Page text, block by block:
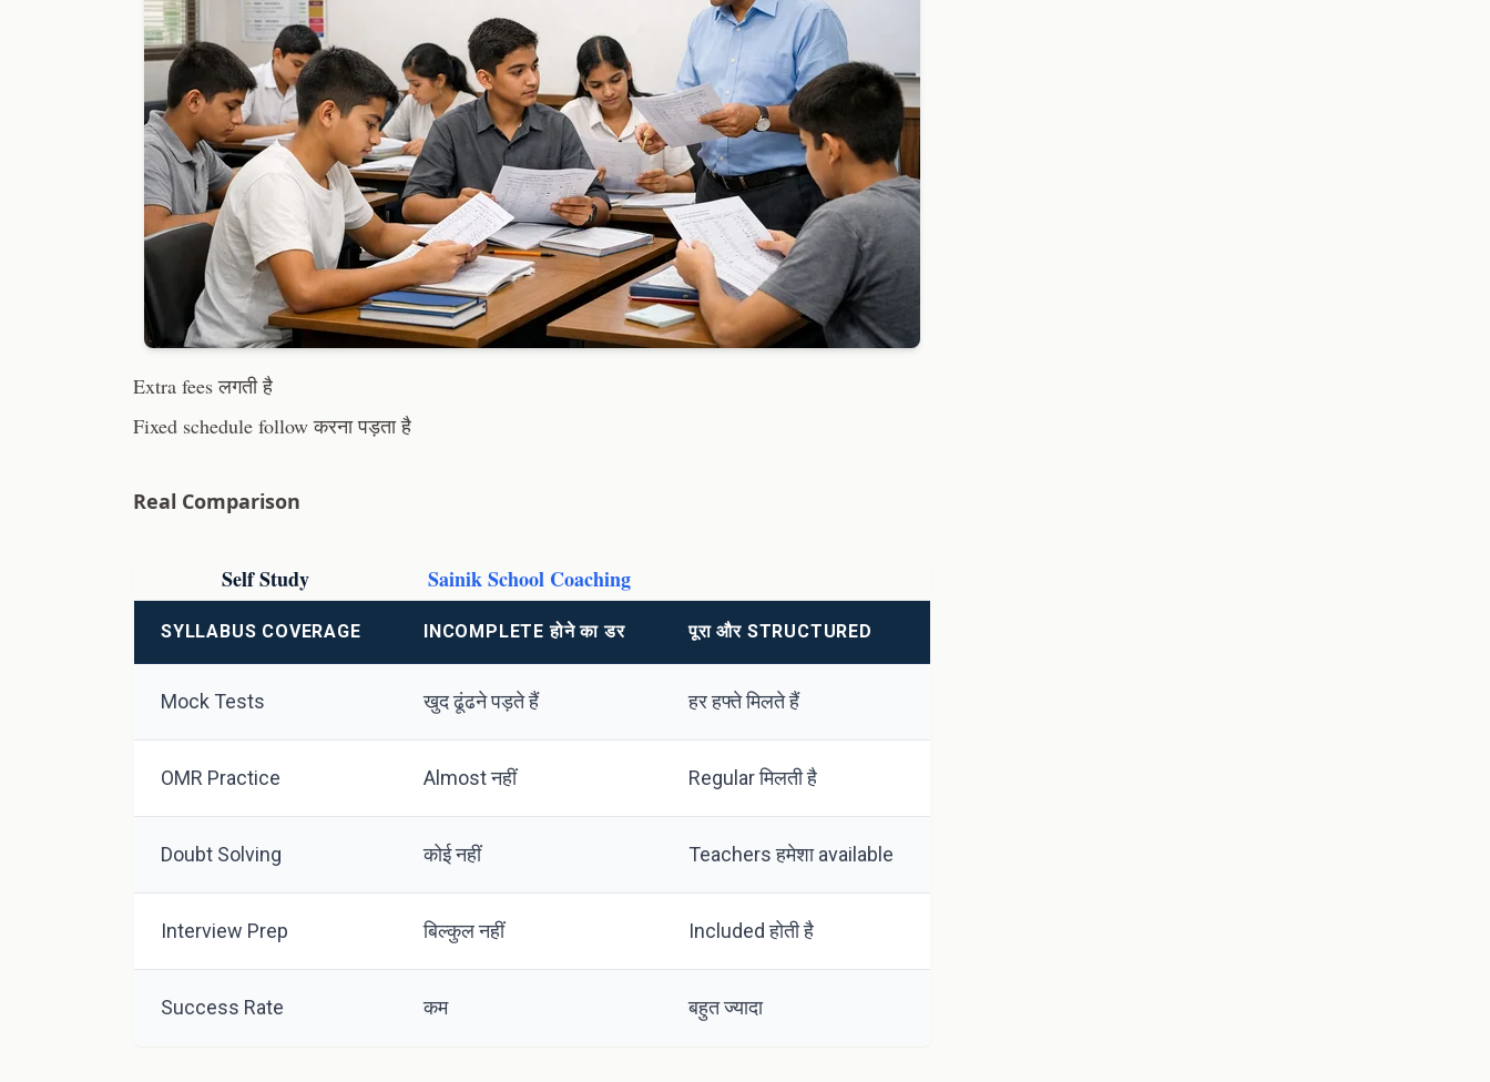
Extra fees लगती है
Fixed schedule follow करना पड़ता है
Real Comparison
Self Study Sainik School Coaching
SYLLABUS COVERAGE INCOMPLETE होने का डर पूरा और STRUCTURED
Mock Tests खुद ढूंढने पड़ते हैं हर हफ्ते मिलते हैं
OMR Practice Almost नहीं Regular मिलती है
Doubt Solving कोई नहीं Teachers हमेशा available
Interview Prep बिल्कुल नहीं Included होती है
Success Rate कम बहुत ज्यादा